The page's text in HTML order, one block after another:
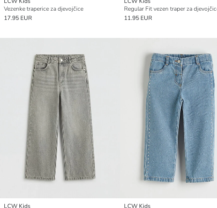
Vezenke traperice za djevojčice
17.95 EUR
Regular Fit vezen traper za
11.95 EUR
LCW Kids
LCW Kids